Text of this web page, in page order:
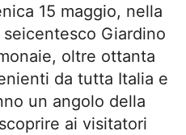
15 maggio, nella
Giardino
oltre ottanta
da tutta Italia e
un angolo della
ai visitatori